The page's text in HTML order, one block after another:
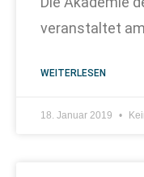
veranstaltet
WEITERLESEN
18. Januar 2019